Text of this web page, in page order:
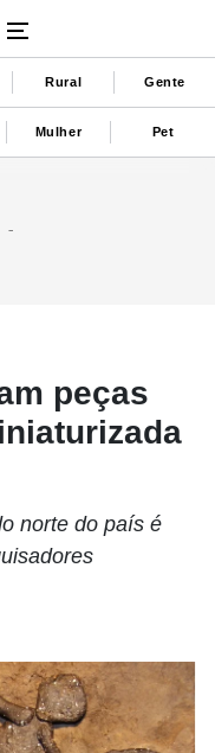
Rural Gente
Mulher Pet
peças
norte do país é